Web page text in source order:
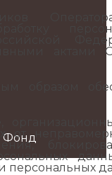
образом
от
персональных
Фонд